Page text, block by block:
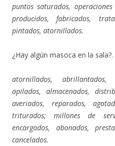
puntos saturados,
producidos, fabricados,
pintados, atornillados.
¿Hay algún masoca en la
atornillados, abrillantados,
apilados, almacenados,
averiados, reparados,
triturados; millones de
encargados, abonados,
cancelados.